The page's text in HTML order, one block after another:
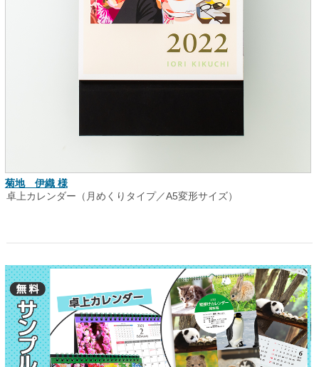
菊地 伊織 様
卓上カレンダー（月めくりタイプ／A5変形サイズ）